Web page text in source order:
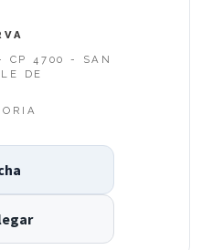
CP 4700 - SAN
DE